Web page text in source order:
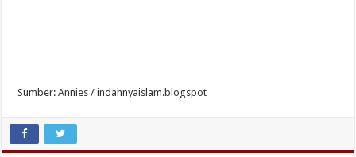
Sumber: Annies / indahnyaislam.blogspot